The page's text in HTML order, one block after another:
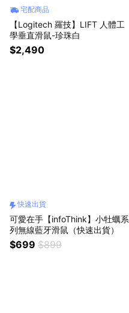
宅配商品
【Logitech 羅技】LIFT 人體工
學垂直滑鼠-珍珠白
$2,490
快速出貨
可愛在手【infoThink】小牡蠣系
列無線藍牙滑鼠（快速出貨）
$699 $899